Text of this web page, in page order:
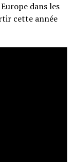
dans les
cette année